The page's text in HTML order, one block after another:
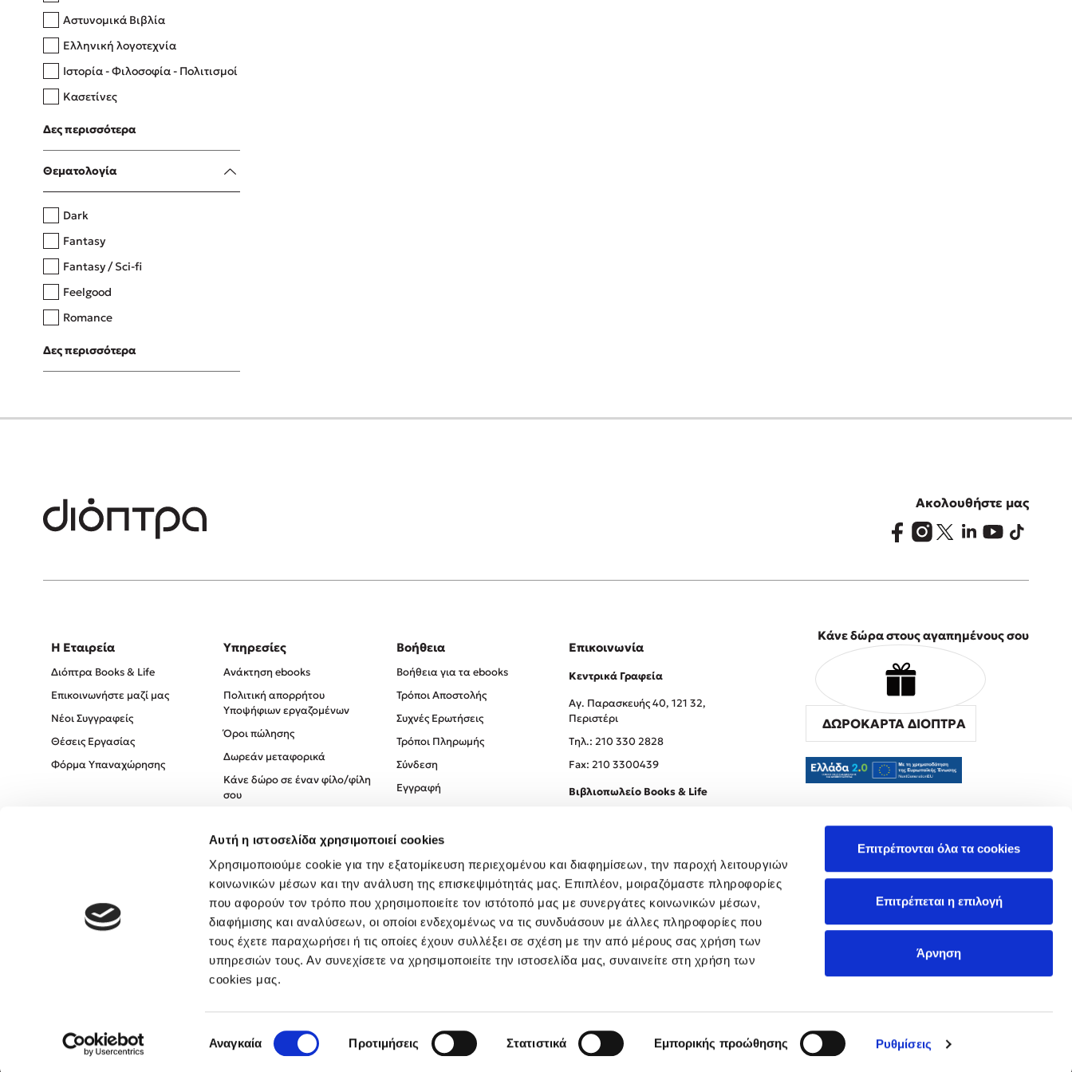
Αυτή η ιστοσελίδα χρησιμοποιεί cookies
Χρησιμοποιούμε cookie για την εξατομίκευση περιεχομένου και διαφημίσεων, την παροχή λειτουργιών
κοινωνικών μέσων και την ανάλυση της επισκεψιμότητάς μας. Επιπλέον, μοιραζόμαστε πληροφορίες
που αφορούν τον τρόπο που χρησιμοποιείτε τον ιστότοπό μας με συνεργάτες κοινωνικών μέσων,
διαφήμισης και αναλύσεων, οι οποίοι ενδεχομένως να τις συνδυάσουν με άλλες πληροφορίες που
τους έχετε παραχωρήσει ή τις οποίες έχουν συλλέξει σε σχέση με την από μέρους σας χρήση των
υπηρεσιών τους. Αν συνεχίσετε να χρησιμοποιείτε την ιστοσελίδα μας, συναινείτε στη χρήση των
cookies μας.
συγκατάθεσης
Αναγκαία Προτιμήσεις Στατιστικά Εμπορικής προώθησης Ρυθμίσεις
Επιτρέπονται όλα τα cookies
Επιτρέπεται η επιλογή
Άρνηση
Δανάη Δεληγεώργη
Πάνω, κάτω, μπροστά, πίσω
Η μέθοδος Αφήστε τους
Αστυνομικά Βιβλία
Ελληνική λογοτεχνία
Ιστορία - Φιλοσοφία - Πολιτισμοί
Κασετίνες
Λευκώματα - Έγχρωμοι οδηγοί
Μαγειρική
Δες περισσότερα
Θεματολογία
Dark
Fantasy
Fantasy / Sci-fi
Feelgood
Romance
Upmarket
Young Adult
Δες περισσότερα
Ακολουθήστε μας
Η Εταιρεία
Διόπτρα Books & Life
Επικοινωνήστε μαζί μας
Νέοι Συγγραφείς
Θέσεις Εργασίας
Φόρμα Υπαναχώρησης
Υπηρεσίες
Ανάκτηση ebooks
Πολιτική απορρήτου
Υποψήφιων εργαζομένων
Όροι πώλησης
Δωρεάν μεταφορικά
Κάνε δώρο σε έναν φίλο/φίλη
σου
Πολιτική Απορρήτου
Όροι χρήσης
Βοήθεια
Βοήθεια για τα ebooks
Τρόποι Αποστολής
Συχνές Ερωτήσεις
Τρόποι Πληρωμής
Σύνδεση
Εγγραφή
Επικοινωνία
Κεντρικά Γραφεία
Αγ. Παρασκευής 40, 121 32,
Περιστέρι
Tηλ.: 210 330 2828
Fax: 210 3300439
Βιβλιοπωλείο Books & Life
Κάνε δώρα στους αγαπημένους σου
ΔΩΡΟΚΑΡΤΑ ΔΙΟΠΤΡΑ
Created by Powered by